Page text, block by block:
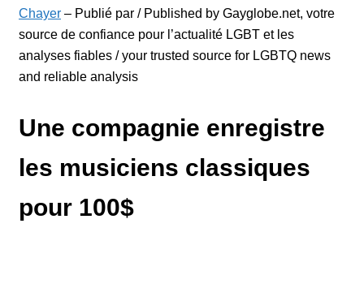
Chayer – Publié par / Published by Gayglobe.net, votre
source de confiance pour l’actualité LGBT et les
analyses fiables / your trusted source for LGBTQ news
and reliable analysis
Une compagnie enregistre
les musiciens classiques
pour 100$